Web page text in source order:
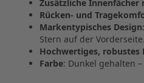
Zusätzliche Innenfächer
Rücken- und
Markentypisches Design
Stern auf der Vorderseite.
Hochwertiges, robustes
Farbe: Dunkel gehalten